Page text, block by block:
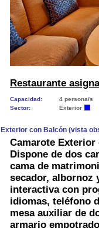
Restaurante
Capacidad:
4 persona/s
Sector:
Exterior
Exterior con Balcón (vista
Camarote
Dispone de dos
cama de
secador, albornoz
interactiva con
idiomas, teléfono
mesa auxiliar de
armario